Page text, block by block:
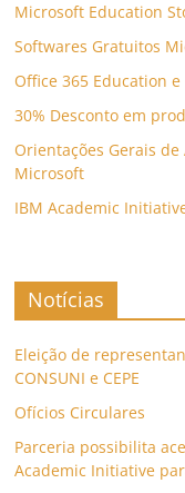
Microsoft Education
Softwares Gratuitos
Office 365 Education
30% Desconto em
Orientações Gerais
Microsoft
IBM Academic
Notícias
Eleição de
CONSUNI e CEPE
Ofícios Circulares
Parceria possibilita
Academic Initiative